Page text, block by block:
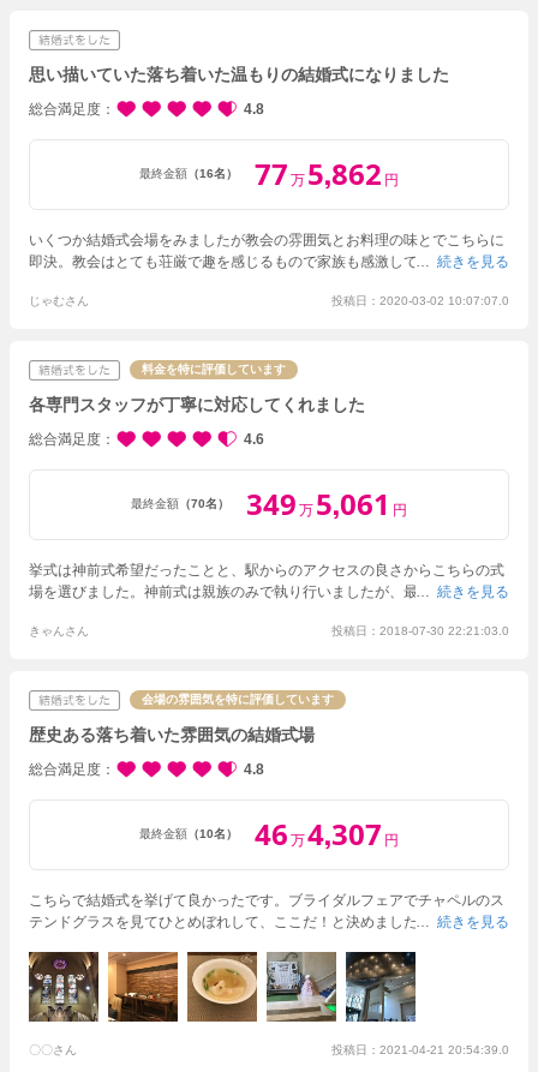
してなん組も式が重なることがありバタバタ感は否めなかったです。ま
方が安心だと思いました。費用面ではおおむね良心的で、説明もきちんと
してくださったと思います。また、細かな持ち込みにも対応してくださり
思い描いていた落ち着いた温もりの結婚式になりました
総合満足度 4.8
最終金額 （16名） 77 万 5,862 円
いくつか結婚式会場をみましたが教会の雰囲気とお料理の味とでこちらに
即決。教会はとても荘厳で趣を感じるもので家族も感激してくれたようで
結婚式で寂しい感じにならないか少し不安でしたが聖歌隊の方の歌も素晴
るとあったかいムードになり人数はまるで気になりませんでした。そして
ータルで他のところよりお安く出来たと思います、雰囲気お値段ともに大
満足です。式の間に食べれなかったご馳走は控え室で食べることが出来ま
続きを見る
じゃむさん 投稿日：2020-03-02 10:07:07.0
料金を特に評価しています
各専門スタッフが丁寧に対応してくれました
総合満足度 4.6
最終金額 （70名） 349 万 5,061 円
挙式は神前式希望だったことと、駅からのアクセスの良さからこちらの式
場を選びました。神前式は親族のみで執り行いましたが、最上階の神殿で
た。会場後方には舞台幕付きのステージがあり、お色直し後の再入場はそ
での写真も撮影でき、記念となりました。当日は慌ただしく１日が過ぎた
て前撮りの写真をフォトボードにして頂き、当日のウェルカムスペースに
展示することも出来ました。良心的な価格で個々の要望に対応してくれる
続きを見る
きゃんさん 投稿日：2018-07-30 22:21:03.0
会場の雰囲気を特に評価しています
歴史ある落ち着いた雰囲気の結婚式場
総合満足度 4.8
最終金額 （10名） 46 万4,307 円
こちらで結婚式を挙げて良かったです。 ブライダルフェアでチャペルのス
テンドグラスを見てひとめぼれして、ここだ！と決めましたが、当日、父
にして良かったなと思いました。披露宴も両家の家族のみの小規模なもの
でしたが、ちょうどいい会場の大きさで、寂しい印象にならず良い思い出
になりました。
続きを見る
〇〇さん 投稿日：2021-04-21 20:54:39.0